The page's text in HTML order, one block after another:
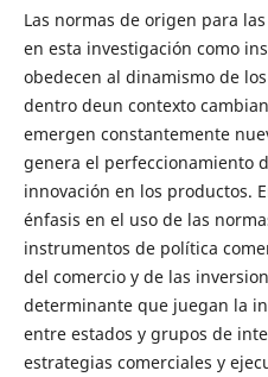
Las normas de origen para
en esta investigación como
obedecen al dinamismo de
dentro deun contexto
emergen constantemente
genera el perfeccionamiento
innovación en los productos.
énfasis en el uso de las
instrumentos de política
del comercio y de las
determinante que juegan la
entre estados y grupos de
estrategias comerciales y